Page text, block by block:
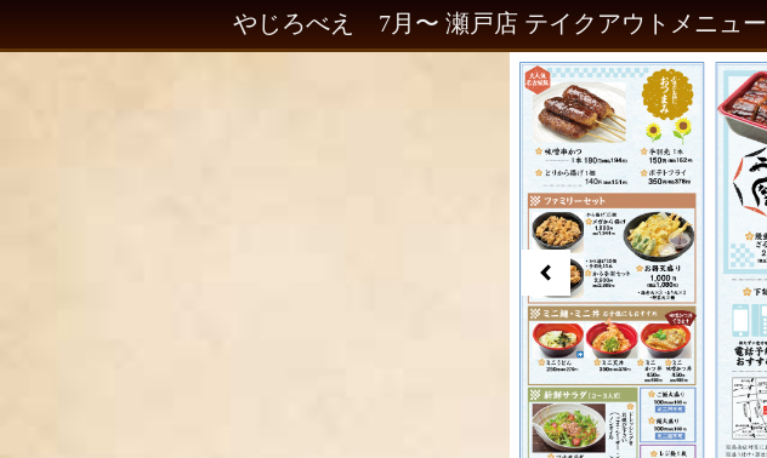
やじろべえ 7月〜 瀬戸店 テイクアウトメニュー